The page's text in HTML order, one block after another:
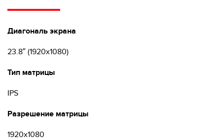
Диагональ экрана
23.8″ (1920х1080)
Тип матрицы
IPS
Разрешение матрицы
1920х1080